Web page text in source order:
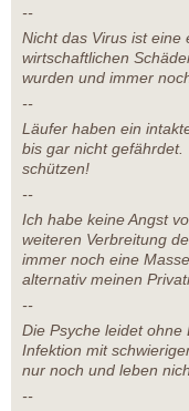
--
Nicht das Virus ist eine
wirtschaftlichen
wurden und immer
--
Läufer haben ein
bis gar nicht
schützen!
--
Ich habe keine Angst
weiteren Verbreitung
immer noch eine
alternativ meinen
--
Die Psyche leidet
Infektion mit
nur noch und leben
--